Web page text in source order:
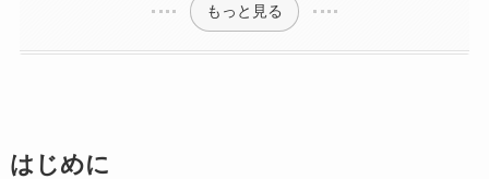
もっと見る
はじめに